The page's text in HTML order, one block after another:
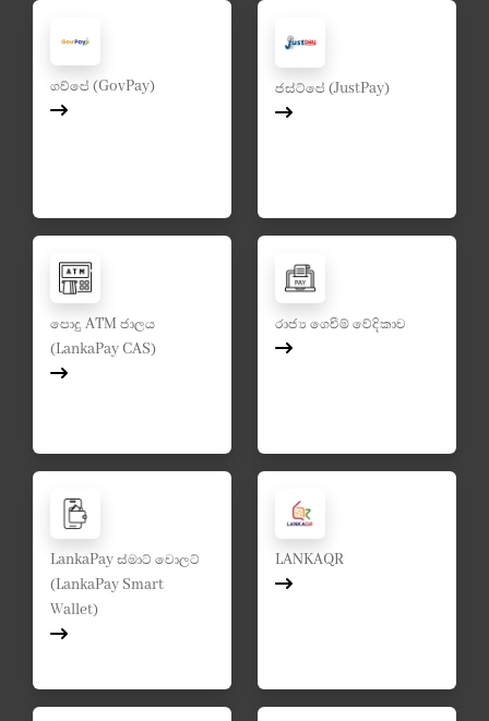
ගව්පේ (GovPay) ජස්ට්පේ (JustPay)
පොදු ATM ජාලය
(LankaPay CAS)
රාජ්‍ය ගෙවීම් වේදිකාව
LankaPay ස්මාට් වොලට්
(LankaPay Smart
Wallet)
LANKAQR